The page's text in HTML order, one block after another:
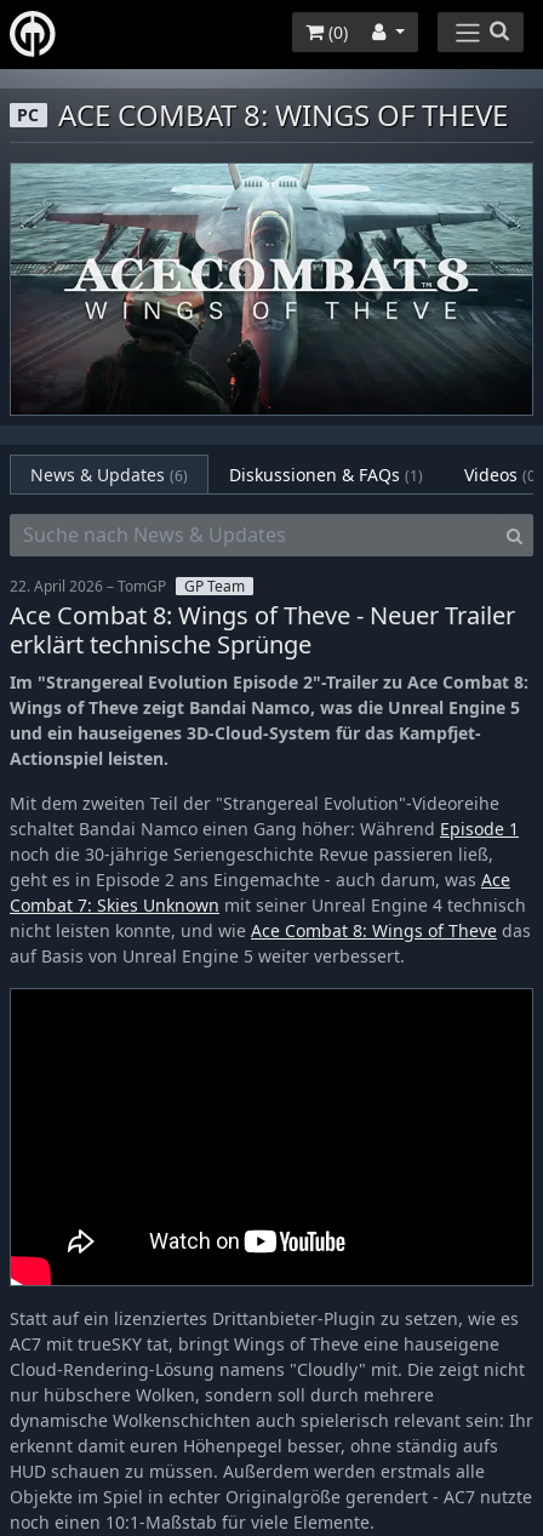
(0)
PC ACE COMBAT 8: WINGS OF THEVE
News & Updates (6) Diskussionen & FAQs (1) Videos (0)
22. April 2026 – TomGP GP Team
Ace Combat 8: Wings of Theve - Neuer Trailer
erklärt technische Sprünge
Im "Strangereal Evolution Episode 2"-Trailer zu Ace Combat 8:
Wings of Theve zeigt Bandai Namco, was die Unreal Engine 5
und ein hauseigenes 3D-Cloud-System für das Kampfjet-
Actionspiel leisten.
Mit dem zweiten Teil der "Strangereal Evolution"-Videoreihe
schaltet Bandai Namco einen Gang höher: Während Episode 1
noch die 30-jährige Seriengeschichte Revue passieren ließ,
geht es in Episode 2 ans Eingemachte - auch darum, was Ace
Combat 7: Skies Unknown mit seiner Unreal Engine 4 technisch
nicht leisten konnte, und wie Ace Combat 8: Wings of Theve das
auf Basis von Unreal Engine 5 weiter verbessert.
Statt auf ein lizenziertes Drittanbieter-Plugin zu setzen, wie es
AC7 mit trueSKY tat, bringt Wings of Theve eine hauseigene
Cloud-Rendering-Lösung namens "Cloudly" mit. Die zeigt nicht
nur hübschere Wolken, sondern soll durch mehrere
dynamische Wolkenschichten auch spielerisch relevant sein: Ihr
erkennt damit euren Höhenpegel besser, ohne ständig aufs
HUD schauen zu müssen. Außerdem werden erstmals alle
Objekte im Spiel in echter Originalgröße gerendert - AC7 nutzte
noch einen 10:1-Maßstab für viele Elemente.